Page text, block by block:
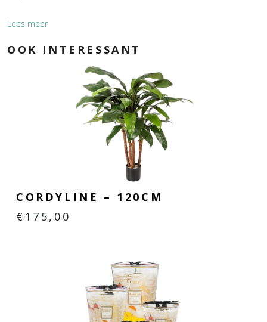
Glazuur:
De glazuren, volgens eigen receptuur, zijn mineralen,
edelmetalen en oxiden gemengd met
glasgrondstoffen en eventueel mattering middelen.
Mobach keramiek dankt haar chique uitstraling aan de
exclusieve glazuren die naar eigen receptuur worden
samengesteld. Door de hoge stooktemperatuur is Mobach
keramiek zowel binnen als buiten toe te passen.
Lees meer
OOK INTERESSANT
CORDYLINE – 120CM
€ 175,00